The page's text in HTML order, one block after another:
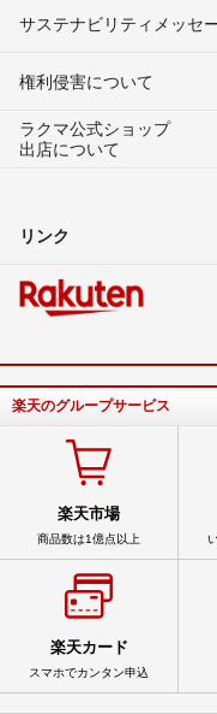
サステナビリティメッセ
権利侵害について
ラクマ公式ショップ
出店について
リンク
楽天のグループサービス
楽天市場
商品数は1億点以上
楽天カード
スマホでカンタン申込